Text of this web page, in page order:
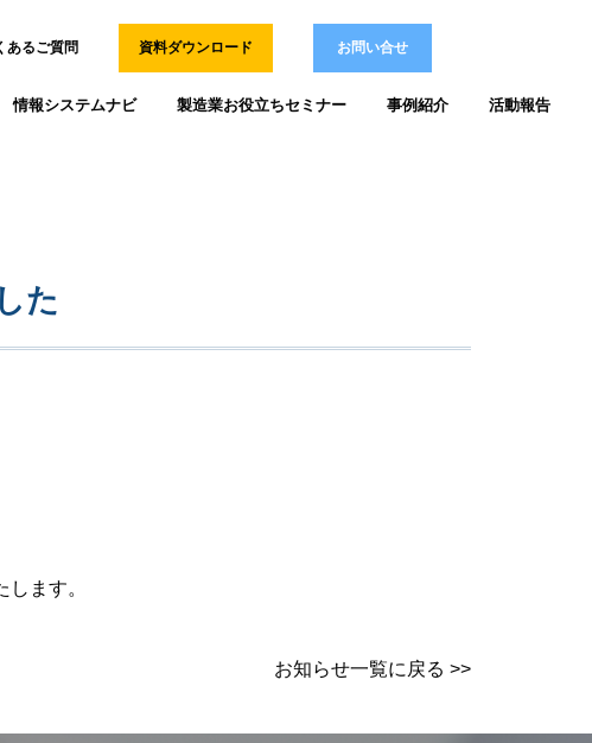
あるご質問 資料ダウンロード お問い合せ
情報システムナビ 製造業お役立ちセミナー 事例紹介 活動報告
た
ます。
お知らせ一覧に戻る >>